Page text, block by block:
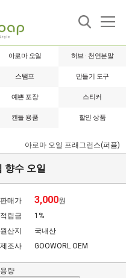
아로마 오일 허브 · 천연분말
스탬프 만들기 도구
예쁜 포장 스티커
캔들 용품 할인 상품
아로마 오일 프래그런스(퍼퓸)
향수 오일
판매가 3,000원
적립금
1%
원산지
국내산
제조사
GOOWORL OEM
용량